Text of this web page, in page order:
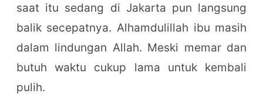
saat itu sedang di Jakarta pun langsung
balik secepatnya. Alhamdulillah ibu masih
dalam lindungan Allah. Meski memar dan
butuh waktu cukup lama untuk kembali
pulih.